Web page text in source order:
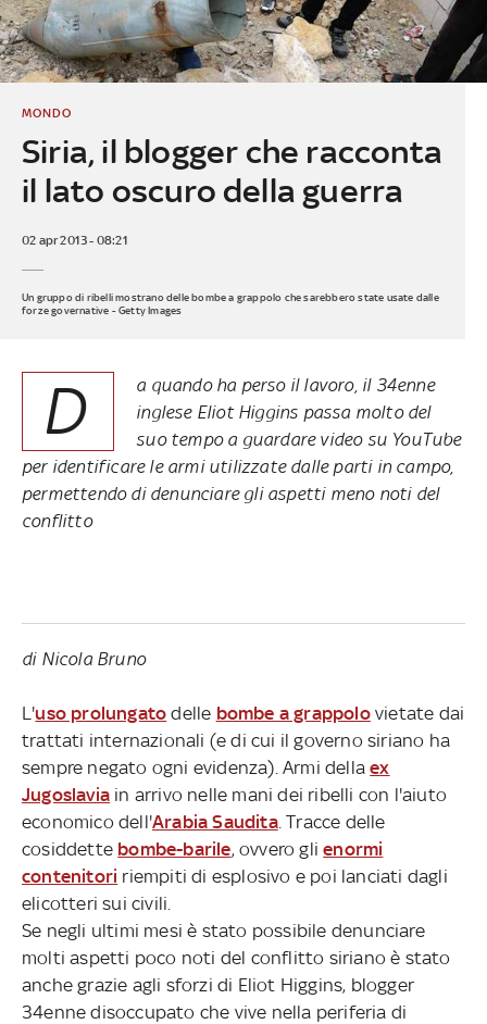
Siria, il blogger che racconta
il lato oscuro della guerra
MONDO
02 apr 2013 - 08:21
Un gruppo di ribelli mostrano delle bombe a grappolo che sarebbero state usate dalle
forze governative - Getty Images
D
a quando ha perso il lavoro, il 34enne
inglese Eliot Higgins passa molto del
suo tempo a guardare video su YouTube
per identificare le armi utilizzate dalle parti in campo,
permettendo di denunciare gli aspetti meno noti del
conflitto
di Nicola Bruno
L'uso prolungato delle bombe a grappolovietate dai
trattati internazionali (e di cui il governo siriano ha
sempre negato ogni evidenza). Armi dellaex
Jugoslaviain arrivo nelle mani dei ribelli con l'aiuto
economico dell'Arabia Saudita. Tracce delle
cosiddette bombe-barile, ovvero glienormi
contenitori riempiti di esplosivo e poi lanciati dagli
elicotteri sui civili.
Se negli ultimi mesi è stato possibile denunciare
molti aspetti poco noti del conflitto siriano è stato
anche grazie agli sforzi di Eliot Higgins, blogger
34enne disoccupato che vive nella periferia di